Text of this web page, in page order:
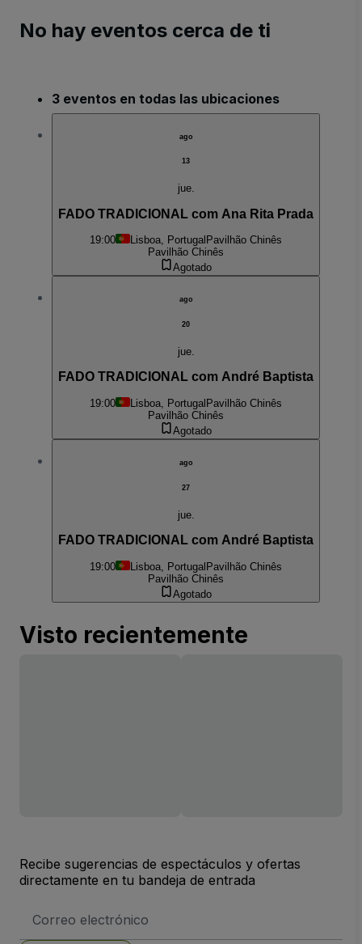
No hay eventos cerca de ti
3 eventos en todas las ubicaciones
ago
13
jue.
FADO TRADICIONAL com Ana Rita Prada
19:00 Lisboa, Portugal Pavilhão Chinês
Pavilhão Chinês
Agotado
ago
20
jue.
FADO TRADICIONAL com André Baptista
19:00 Lisboa, Portugal Pavilhão Chinês
Pavilhão Chinês
Agotado
ago
27
jue.
FADO TRADICIONAL com André Baptista
19:00 Lisboa, PortugalPavilhão Chinês
Pavilhão Chinês
Agotado
Visto recientemente
Recibe sugerencias de espectáculos y ofertas
directamente en tu bandeja de entrada
de